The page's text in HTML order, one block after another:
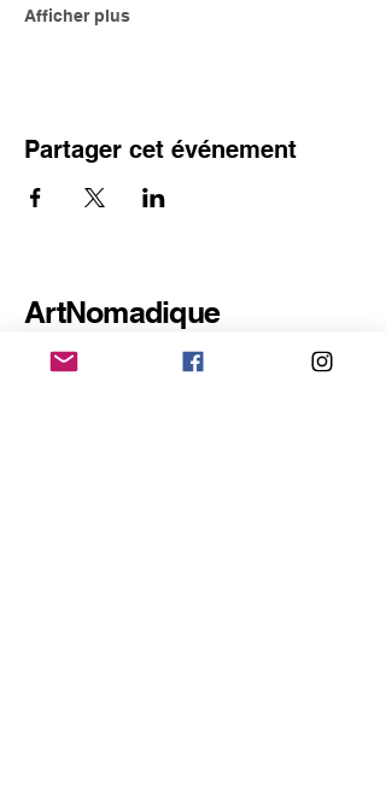
Afficher plus
Partager cet événement
ArtNomadique
Privacy et Cookies